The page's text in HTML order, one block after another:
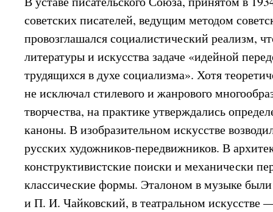
советских писателей, ведущим методом
провозглашался социалистический реализм,
литературы и искусства задаче «идейной
трудящихся в духе социализма». Хотя
не исключал стилевого и жанрового
творчества, на практике утверждались
каноны. В изобразительном искусстве
русских художников-передвижников. В
конструктивистские поиски и механически
классические формы. Эталоном в музыке
и П. И. Чайковский, в театральном